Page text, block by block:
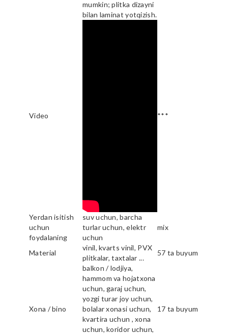
mumkin; plitka dizayni
bilan laminat yotqizish.
Video ***
Yerdan isitish
uchun
foydalaning
suv uchun, barcha
turlar uchun, elektr
uchun
mix
Material
vinil, kvarts vinil, PVX
plitkalar, taxtalar ...
57 ta buyum
Xona / bino
balkon / lodjiya,
hammom va hojatxona
uchun, garaj uchun,
yozgi turar joy uchun,
bolalar xonasi uchun,
kvartira uchun , xona
uchun, koridor uchun,
17 ta buyum